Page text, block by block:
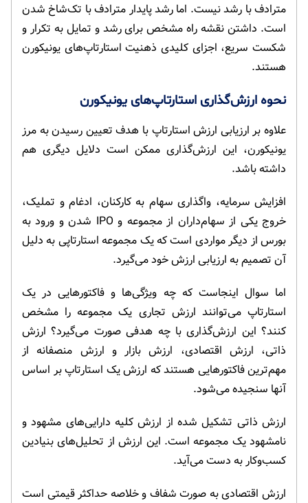
مترادف با رشد نیست. اما رشد پایدار مترادف با تک‌شاخ شدن
است. داشتن نقشه راه مشخص برای رشد و تمایل به تکرار و
شکست سریع، اجزای کلیدی ذهنیت استارتاپ‌های یونیکورن
هستند.
نحوه ارزش‌گذاری استارتاپ‌های یونیکورن
علاوه بر ارزیابی ارزش استارتاپ با هدف تعیین رسیدن به مرز
یونیکورن، این ارزش‌گذاری ممکن است دلایل دیگری هم
داشته باشد.
افزایش سرمایه، واگذاری سهام به کارکنان، ادغام و تملیک،
خروج یکی از سهام‌داران از مجموعه و IPO شدن و ورود به
بورس از دیگر مواردی است که یک مجموعه استارتاپی به دلیل
آن تصمیم به ارزیابی ارزش خود می‌گیرد.
اما سوال اینجاست که چه ویژگی‌ها و فاکتورهایی در یک
استارتاپ می‌توانند ارزش تجاری یک مجموعه را مشخص
کنند؟ این ارزش‌گذاری با چه هدفی صورت می‌گیرد؟ ارزش
ذاتی، ارزش اقتصادی، ارزش بازار و ارزش منصفانه از
مهم‌ترین فاکتورهایی هستند که ارزش یک استارتاپ بر اساس
آنها سنجیده می‌شود.
ارزش ذاتی تشکیل شده از ارزش کلیه دارایی‌های مشهود و
نامشهود یک مجموعه است. این ارزش از تحلیل‌های بنیادین
کسب‌وکار به دست می‌آید.
ارزش اقتصادی به صورت شفاف و خلاصه حداکثر قیمتی است